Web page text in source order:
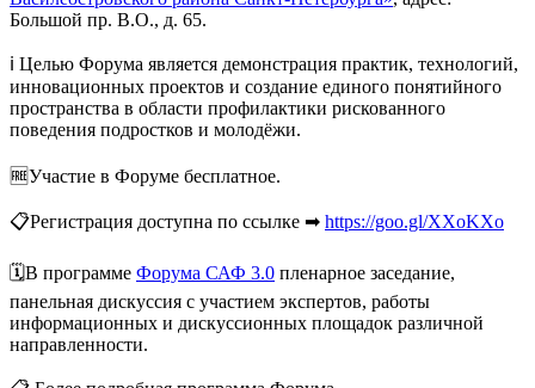
Большой пр. В.О., д. 65.
ℹ Целью Форума является демонстрация практик, технологий,
инновационных проектов и создание единого понятийного
пространства в области профилактики рискованного
поведения подростков и молодёжи.
🆓Участие в Форуме бесплатное.
📋Регистрация доступна по ссылке ➡ https://goo.gl/XXoKXo
🗓В программе Форума САФ 3.0 пленарное заседание,
панельная дискуссия с участием экспертов, работы
информационных и дискуссионных площадок различной
направленности.